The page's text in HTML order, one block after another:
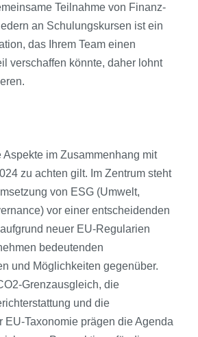
Teilnahme von Finanz-
an Schulungskursen ist ein
das Ihrem Team einen
verschaffen könnte, daher lohnt
Aspekte im Zusammenhang mit
zu achten gilt. Im Zentrum steht
von ESG (Umwelt,
vor einer entscheidenden
neuer EU-Regularien
bedeutenden
und Möglichkeiten gegenüber.
Grenzausgleich, die
und die
EU-Taxonomie prägen die Agenda